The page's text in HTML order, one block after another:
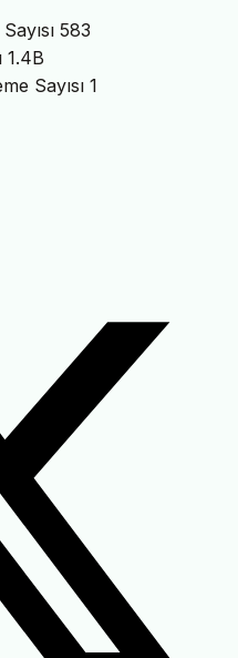
583
1.4B
Sayısı 1